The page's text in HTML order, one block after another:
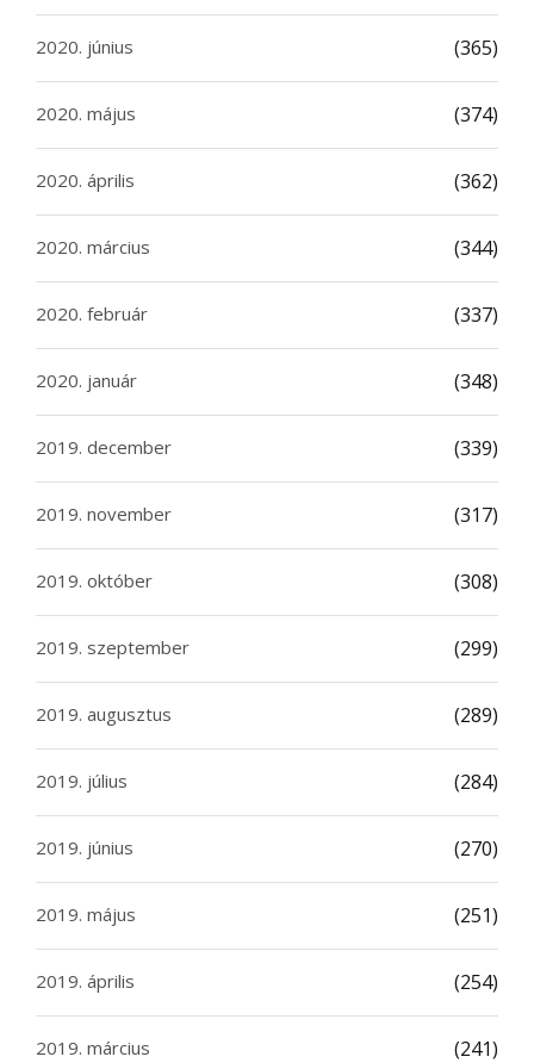
2020. június (365)
2020. május (374)
2020. április (362)
2020. március (344)
2020. február (337)
2020. január (348)
2019. december (339)
2019. november (317)
2019. október (308)
2019. szeptember (299)
2019. augusztus (289)
2019. július (284)
2019. június (270)
2019. május (251)
2019. április (254)
2019. március (241)